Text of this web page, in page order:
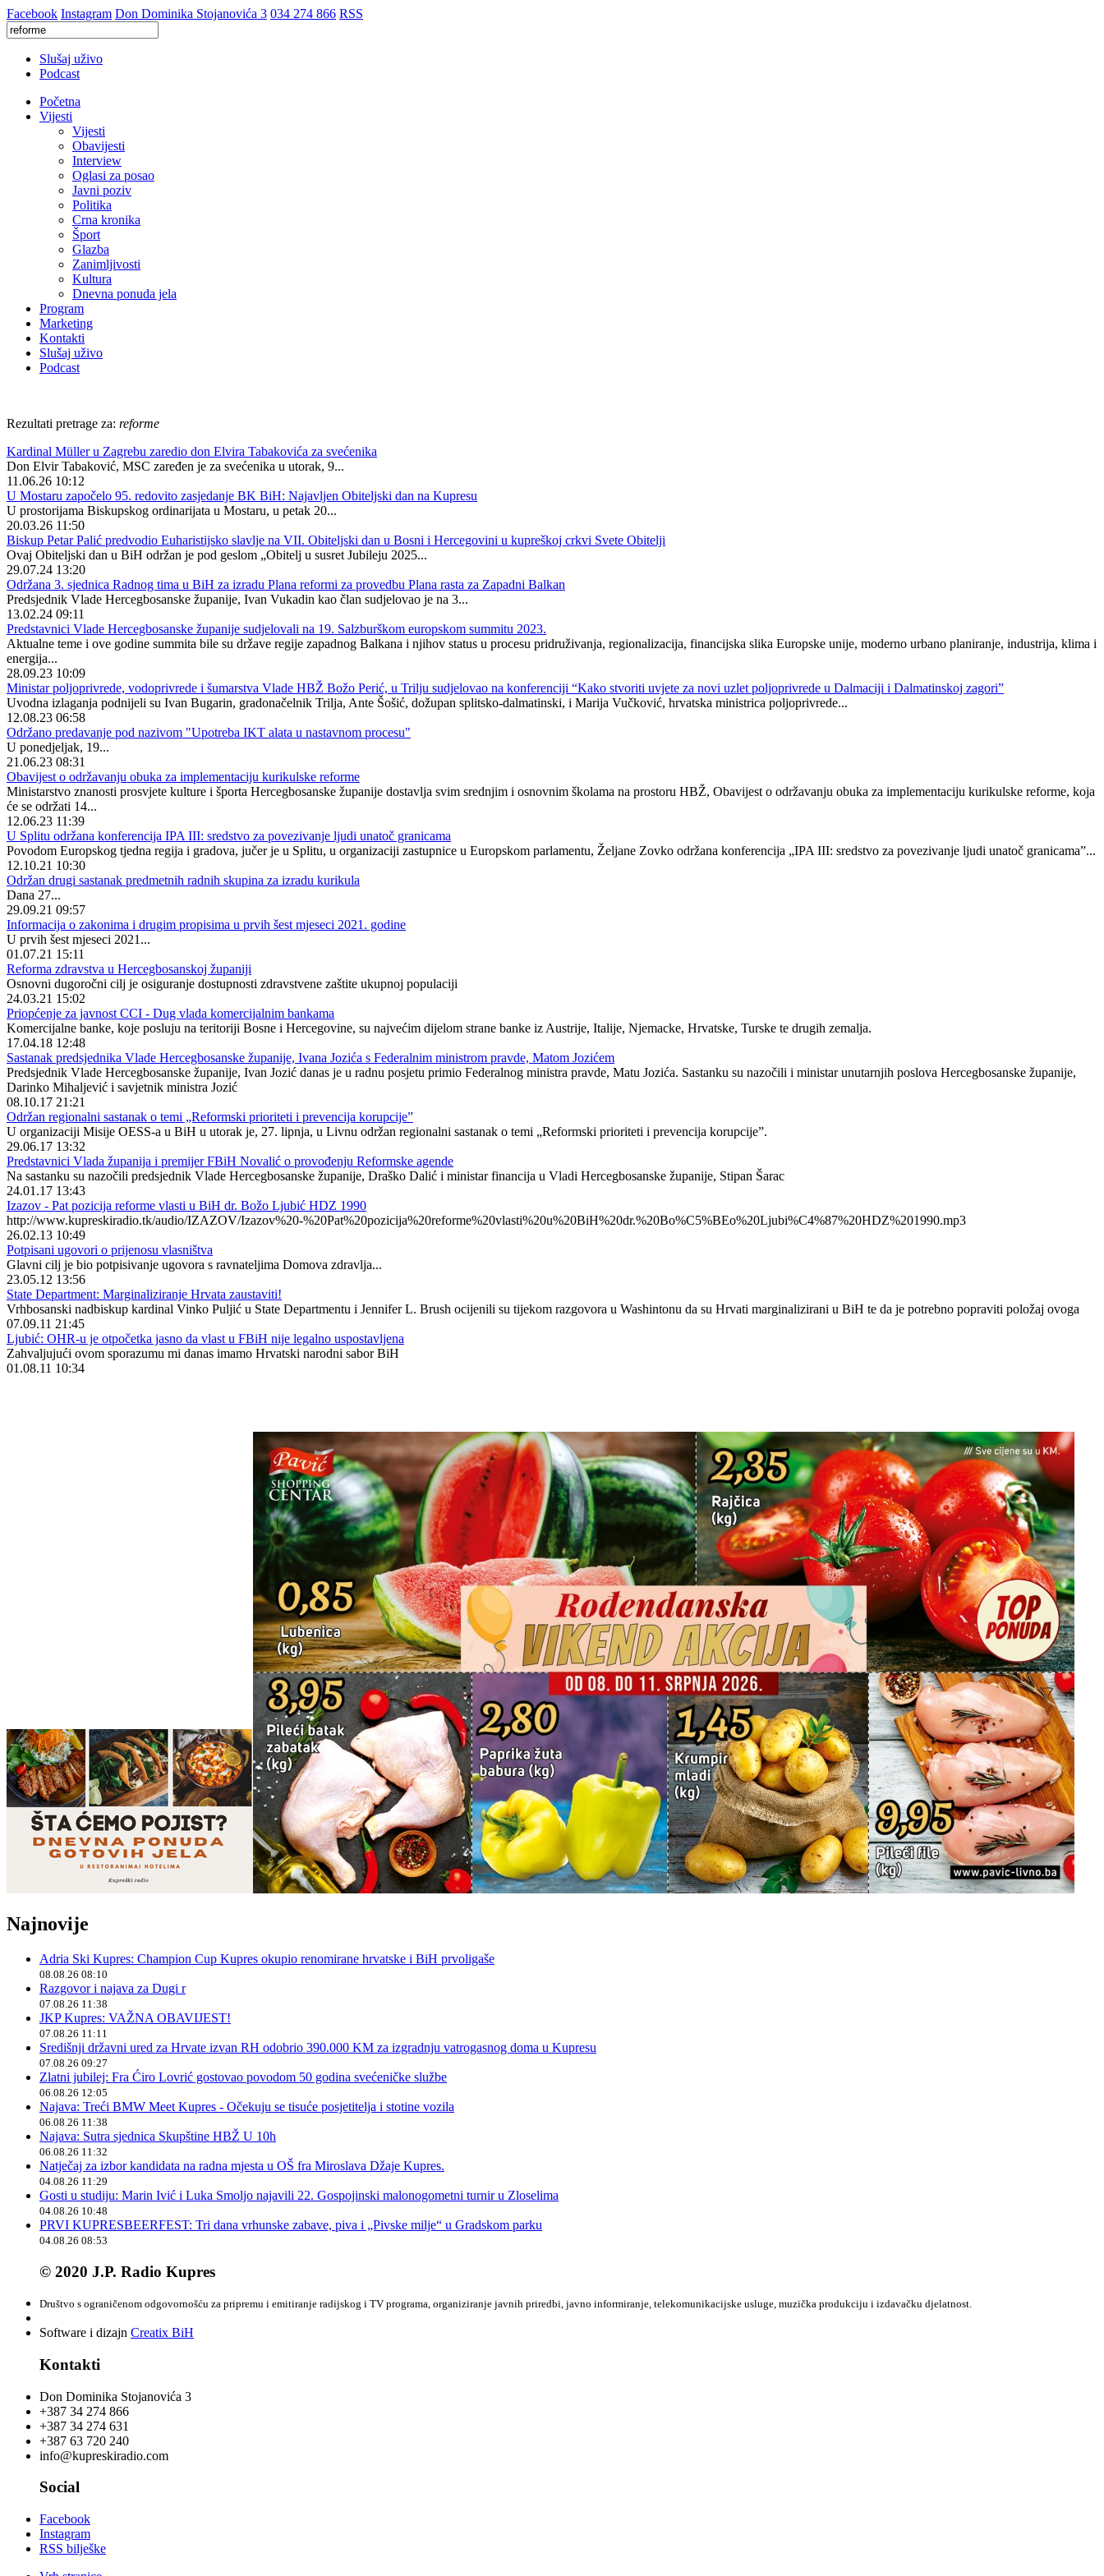
Facebook Instagram Don Dominika Stojanovića 3 034 274 866 RSS
Slušaj uživo
Podcast
Početna
Vijesti
Vijesti
Obavijesti
Interview
Oglasi za posao
Javni poziv
Politika
Crna kronika
Šport
Glazba
Zanimljivosti
Kultura
Dnevna ponuda jela
Program
Marketing
Kontakti
Slušaj uživo
Podcast
Rezultati pretrage za: reforme
Kardinal Müller u Zagrebu zaredio don Elvira Tabakovića za svećenika
Don Elvir Tabaković, MSC zaređen je za svećenika u utorak, 9...
11.06.26 10:12
U Mostaru započelo 95. redovito zasjedanje BK BiH: Najavljen Obiteljski dan na Kupresu
U prostorijama Biskupskog ordinarijata u Mostaru, u petak 20...
20.03.26 11:50
Biskup Petar Palić predvodio Euharistijsko slavlje na VII. Obiteljski dan u Bosni i Hercegovini u kupreškoj crkvi Svete Obitelji
Ovaj Obiteljski dan u BiH održan je pod geslom „Obitelj u susret Jubileju 2025...
29.07.24 13:20
Održana 3. sjednica Radnog tima u BiH za izradu Plana reformi za provedbu Plana rasta za Zapadni Balkan
Predsjednik Vlade Hercegbosanske županije, Ivan Vukadin kao član sudjelovao je na 3...
13.02.24 09:11
Predstavnici Vlade Hercegbosanske županije sudjelovali na 19. Salzburškom europskom summitu 2023.
Aktualne teme i ove godine summita bile su države regije zapadnog Balkana i njihov status u procesu pridruživanja, regionalizacija, financijska slika Europske unije, moderno urbano planiranje, industrija, klima i
energija...
28.09.23 10:09
Ministar poljoprivrede, vodoprivrede i šumarstva Vlade HBŽ Božo Perić, u Trilju sudjelovao na konferenciji “Kako stvoriti uvjete za novi uzlet poljoprivrede u Dalmaciji i Dalmatinskoj zagori”
Uvodna izlaganja podnijeli su Ivan Bugarin, gradonačelnik Trilja, Ante Šošić, dožupan splitsko-dalmatinski, i Marija Vučković, hrvatska ministrica poljoprivrede...
12.08.23 06:58
Održano predavanje pod nazivom "Upotreba IKT alata u nastavnom procesu"
U ponedjeljak, 19...
21.06.23 08:31
Obavijest o održavanju obuka za implementaciju kurikulske reforme
Ministarstvo znanosti prosvjete kulture i športa Hercegbosanske županije dostavlja svim srednjim i osnovnim školama na prostoru HBŽ, Obavijest o održavanju obuka za implementaciju kurikulske reforme, koja
će se održati 14...
12.06.23 11:39
U Splitu održana konferencija IPA III: sredstvo za povezivanje ljudi unatoč granicama
Povodom Europskog tjedna regija i gradova, jučer je u Splitu, u organizaciji zastupnice u Europskom parlamentu, Željane Zovko održana konferencija „IPA III: sredstvo za povezivanje ljudi unatoč granicama”...
12.10.21 10:30
Održan drugi sastanak predmetnih radnih skupina za izradu kurikula
Dana 27...
29.09.21 09:57
Informacija o zakonima i drugim propisima u prvih šest mjeseci 2021. godine
U prvih šest mjeseci 2021...
01.07.21 15:11
Reforma zdravstva u Hercegbosanskoj županiji
Osnovni dugoročni cilj je osiguranje dostupnosti zdravstvene zaštite ukupnoj populaciji
24.03.21 15:02
Priopćenje za javnost CCI - Dug vlada komercijalnim bankama
Komercijalne banke, koje posluju na teritoriji Bosne i Hercegovine, su najvećim dijelom strane banke iz Austrije, Italije, Njemacke, Hrvatske, Turske te drugih zemalja.
17.04.18 12:48
Sastanak predsjednika Vlade Hercegbosanske županije, Ivana Jozića s Federalnim ministrom pravde, Matom Jozićem
Predsjednik Vlade Hercegbosanske županije, Ivan Jozić danas je u radnu posjetu primio Federalnog ministra pravde, Matu Jozića. Sastanku su nazočili i ministar unutarnjih poslova Hercegbosanske županije,
Darinko Mihaljević i savjetnik ministra Jozić
08.10.17 21:21
Održan regionalni sastanak o temi „Reformski prioriteti i prevencija korupcije”
U organizaciji Misije OESS-a u BiH u utorak je, 27. lipnja, u Livnu održan regionalni sastanak o temi „Reformski prioriteti i prevencija korupcije”.
29.06.17 13:32
Predstavnici Vlada županija i premijer FBiH Novalić o provođenju Reformske agende
Na sastanku su nazočili predsjednik Vlade Hercegbosanske županije, Draško Dalić i ministar financija u Vladi Hercegbosanske županije, Stipan Šarac
24.01.17 13:43
Izazov - Pat pozicija reforme vlasti u BiH dr. Božo Ljubić HDZ 1990
http://www.kupreskiradio.tk/audio/IZAZOV/Izazov%20-%20Pat%20pozicija%20reforme%20vlasti%20u%20BiH%20dr.%20Bo%C5%BEo%20Ljubi%C4%87%20HDZ%201990.mp3
26.02.13 10:49
Potpisani ugovori o prijenosu vlasništva
Glavni cilj je bio potpisivanje ugovora s ravnateljima Domova zdravlja...
23.05.12 13:56
State Department: Marginaliziranje Hrvata zaustaviti!
Vrhbosanski nadbiskup kardinal Vinko Puljić u State Departmentu i Jennifer L. Brush ocijenili su tijekom razgovora u Washintonu da su Hrvati marginalizirani u BiH te da je potrebno popraviti položaj ovoga
07.09.11 21:45
Ljubić: OHR-u je otpočetka jasno da vlast u FBiH nije legalno uspostavljena
Zahvaljujući ovom sporazumu mi danas imamo Hrvatski narodni sabor BiH
01.08.11 10:34
Najnovije
Adria Ski Kupres: Champion Cup Kupres okupio renomirane hrvatske i BiH prvoligaše
08.08.26 08:10
Razgovor i najava za Dugi r
07.08.26 11:38
JKP Kupres: VAŽNA OBAVIJEST!
07.08.26 11:11
Središnji državni ured za Hrvate izvan RH odobrio 390.000 KM za izgradnju vatrogasnog doma u Kupresu
07.08.26 09:27
Zlatni jubilej: Fra Ćiro Lovrić gostovao povodom 50 godina svećeničke službe
06.08.26 12:05
Najava: Treći BMW Meet Kupres - Očekuju se tisuće posjetitelja i stotine vozila
06.08.26 11:38
Najava: Sutra sjednica Skupštine HBŽ U 10h
06.08.26 11:32
Natječaj za izbor kandidata na radna mjesta u OŠ fra Miroslava Džaje Kupres.
04.08.26 11:29
Gosti u studiju: Marin Ivić i Luka Smoljo najavili 22. Gospojinski malonogometni turnir u Zloselima
04.08.26 10:48
PRVI KUPRESBEERFEST: Tri dana vrhunske zabave, piva i „Pivske milje“ u Gradskom parku
04.08.26 08:53
© 2020 J.P. Radio Kupres
Društvo s ograničenom odgovornošću za pripremu i emitiranje radijskog i TV programa, organiziranje javnih priredbi, javno informiranje, telekomunikacijske usluge, muzička produkciju i izdavačku djelatnost.
Software i dizajn Creatix BiH
Kontakti
Don Dominika Stojanovića 3
+387 34 274 866
+387 34 274 631
+387 63 720 240
info@kupreskiradio.com
Social
Facebook
Instagram
RSS bilješke